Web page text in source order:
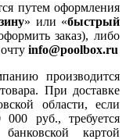
путем оформления
» или «быстрый
заказ), либо
info@poolbox.ru
производится
При доставке
области, если
000 руб., требуется
картой